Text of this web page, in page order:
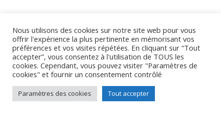
Nous utilisons des cookies sur notre site web pour vous
offrir l'expérience la plus pertinente en mémorisant vos
préférences et vos visites répétées. En cliquant sur “Tout
accepter”, vous consentez à l'utilisation de TOUS les
cookies. Cependant, vous pouvez visiter "Paramètres de
cookies" et fournir un consentement contrôlé
Paramètres des cookies Tout accepter